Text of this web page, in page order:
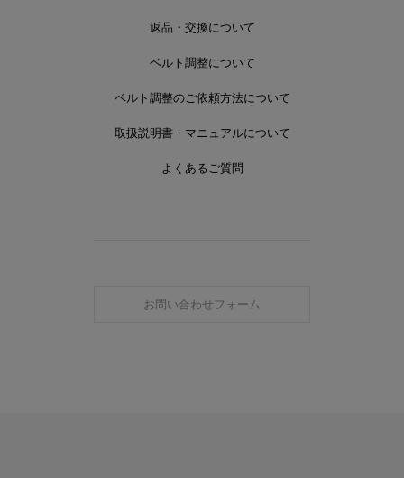
返品・交換について
ベルト調整について
ベルト調整のご依頼方法について
取扱説明書・マニュアルについて
よくあるご質問
お問い合わせフォーム